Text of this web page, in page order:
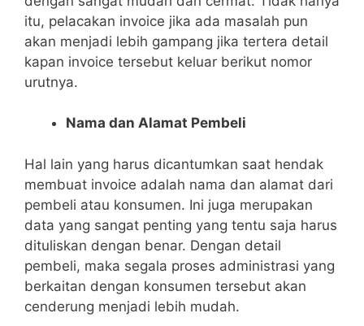
itu, pelacakan invoice jika ada masalah pun
akan menjadi lebih gampang jika tertera detail
kapan invoice tersebut keluar berikut nomor
urutnya.
Nama dan Alamat Pembeli
Hal lain yang harus dicantumkan saat hendak
membuat invoice adalah nama dan alamat dari
pembeli atau konsumen. Ini juga merupakan
data yang sangat penting yang tentu saja harus
dituliskan dengan benar. Dengan detail
pembeli, maka segala proses administrasi yang
berkaitan dengan konsumen tersebut akan
cenderung menjadi lebih mudah.